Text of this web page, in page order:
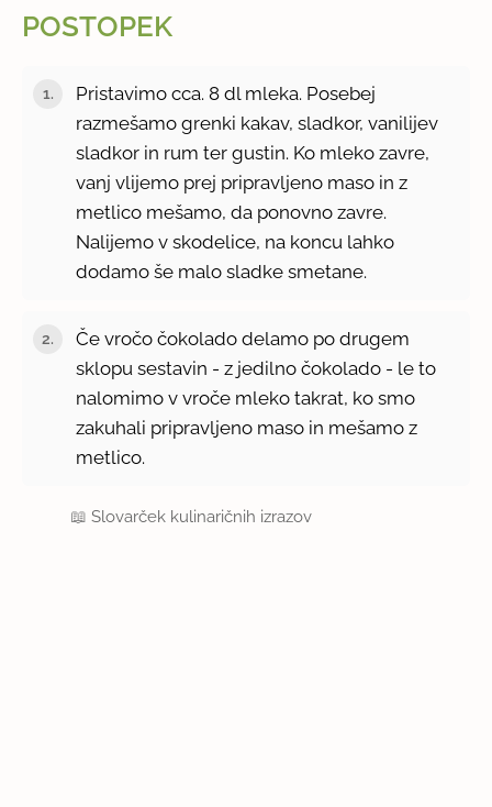
POSTOPEK
Pristavimo cca. 8 dl mleka. Posebej
razmešamo grenki kakav, sladkor, vanilijev
sladkor in rum ter gustin. Ko mleko zavre,
vanj vlijemo prej pripravljeno maso in z
metlico mešamo, da ponovno zavre.
Nalijemo v skodelice, na koncu lahko
dodamo še malo sladke smetane.
Če vročo čokolado delamo po drugem
sklopu sestavin - z jedilno čokolado - le to
nalomimo v vroče mleko takrat, ko smo
zakuhali pripravljeno maso in mešamo z
metlico.
📖Slovarček kulinaričnih izrazov